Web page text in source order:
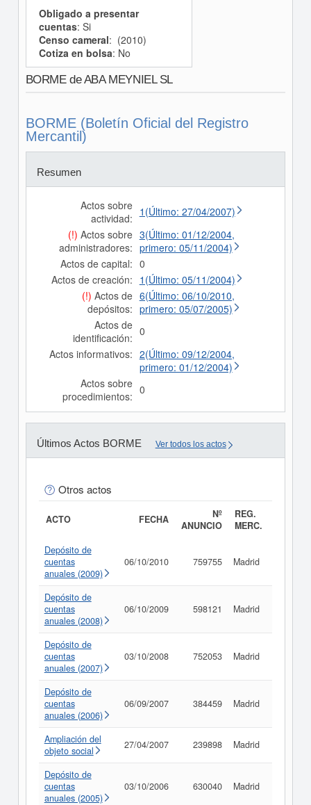
Obligado a presentar
cuentas: Si
Censo cameral: (2010)
Cotiza en bolsa: No
BORME de ABA MEYNIEL SL
BORME (Boletín Oficial del Registro
Mercantil)
Resumen
Actos sobre
actividad: 1(Último: 27/04/2007)
(!) Actos sobre
administradores:
3(Último: 01/12/2004,
primero: 05/11/2004)
Actos de capital: 0
Actos de creación: 1(Último: 05/11/2004)
(!) Actos de
depósitos:
6(Último: 06/10/2010,
primero: 05/07/2005)
Actos de
identificación: 0
Actos informativos: 2(Último: 09/12/2004,
primero: 01/12/2004)
Actos sobre
procedimientos: 0
Últimos Actos BORME Ver todos los actos
Otros actos
ACTO FECHA
Nº
ANUNCIO
REG.
MERC.
Depósito de
cuentas
anuales (2009)
06/10/2010 759755 Madrid
Depósito de
cuentas
anuales (2008)
06/10/2009 598121 Madrid
Depósito de
cuentas
anuales (2007)
03/10/2008 752053 Madrid
Depósito de
cuentas
anuales (2006)
06/09/2007 384459 Madrid
Ampliación del
objeto social
27/04/2007 239898 Madrid
Depósito de
cuentas
anuales (2005)
03/10/2006 630040 Madrid